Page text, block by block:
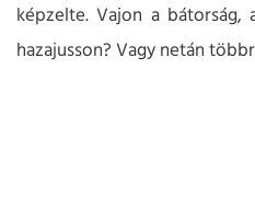
képzelte. Vajon a
hazajusson? Vagy netán